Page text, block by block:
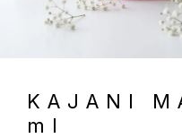
KAJANI
ml